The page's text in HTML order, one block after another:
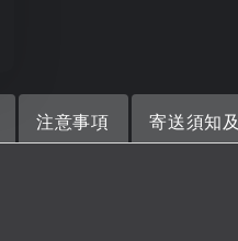
注意事項 寄送須知